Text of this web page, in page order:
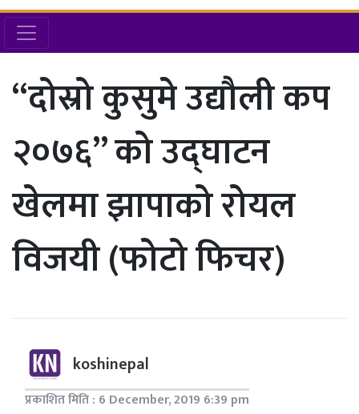
“दोस्रो कुसुमे उद्यौली कप
२०७६” को उद्घाटन
खेलमा झापाको रोयल
विजयी (फोटो फिचर)
koshinepal
प्रकाशित मिति : 6 December, 2019 6:39 pm